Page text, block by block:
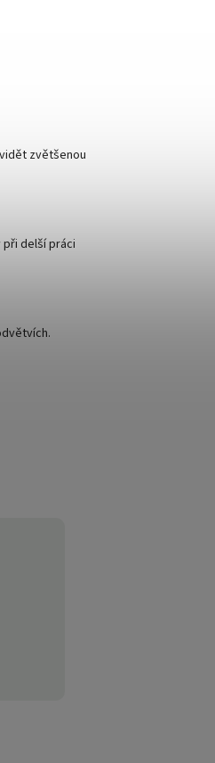
zvětšenou
delší práci